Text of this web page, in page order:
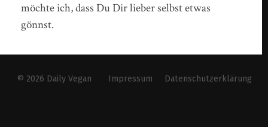
möchte ich, dass Du Dir lieber selbst etwas
gönnst.
© 2026 Daily Vegan Impressum Datenschutzerklärung